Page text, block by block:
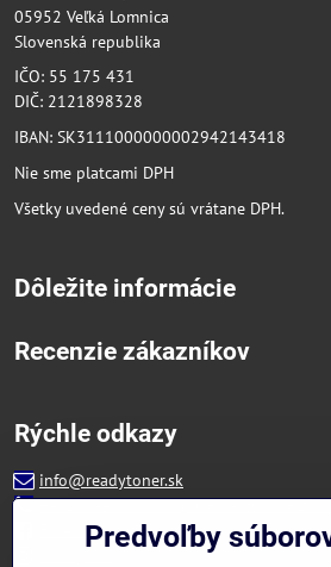
05952 Veľká Lomnica
Slovenská republika
IČO: 55 175 431
DIČ: 2121898328
IBAN: SK3111000000002942143418
Nie sme platcami DPH
Všetky uvedené ceny sú vrátane DPH.
Dôležite informácie
Recenzie zákazníkov
Rýchle odkazy
info@readytoner.sk
+421 944 322 536 (PO-PIA: 09:00-
FacebookPredvoľby